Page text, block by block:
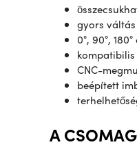
gyors
0°, 90°,
kompatibilis
CNC-
beépített
A